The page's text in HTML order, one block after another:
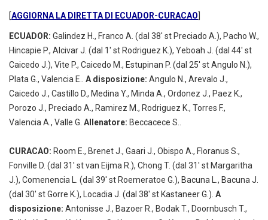
[AGGIORNA LA DIRETTA DI ECUADOR-CURACAO
ECUADOR: Galindez H., Franco A. (dal 38' st Preciado A.), Pacho W.,
Hincapie P., Alcivar J. (dal 1' st Rodriguez K.), Yeboah J. (dal 44' st
Caicedo J.), Vite P., Caicedo M., Estupinan P. (dal 25' st Angulo N.),
Plata G., Valencia E.. A disposizione: Angulo N., Arevalo J.,
Caicedo J., Castillo D., Medina Y., Minda A., Ordonez J., Paez K.,
Porozo J., Preciado A., Ramirez M., Rodriguez K., Torres F.,
Valencia A., Valle G. Allenatore: Beccacece S..
CURACAO: Room E., Brenet J., Gaari J., Obispo A., Floranus S.,
Fonville D. (dal 31' st van Eijma R.), Chong T. (dal 31' st Margaritha
J.), Comenencia L. (dal 39' st Roemeratoe G.), Bacuna L., Bacuna J.
(dal 30' st Gorre K.), Locadia J. (dal 38' st Kastaneer G.). A
disposizione: Antonisse J., Bazoer R., Bodak T., Doornbusch T.,